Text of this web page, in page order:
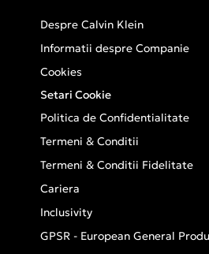
Despre Calvin Klein
Informatii despre Companie
Cookies
Setari Cookie
Politica de Confidentialitate
Termeni & Conditii
Termeni & Conditii Fidelitate
Cariera
Inclusivity
GPSR - European General